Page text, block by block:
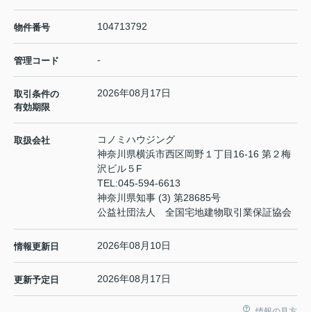
物件番号 104713792
管理コード -
取引条件の
有効期限
2026年08月17日
取扱会社
コノミハウジング
神奈川県横浜市西区岡野１丁目16-16 第２梅
沢ビル５F
TEL:045-594-6613
神奈川県知事 (3) 第28685号
公益社団法人 全国宅地建物取引業保証協会
情報更新日 2026年08月10日
更新予定日 2026年08月17日